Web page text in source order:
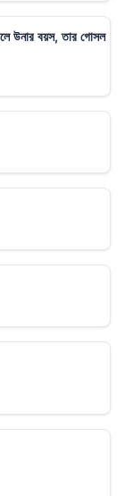
উনার বয়স, তার গোসল